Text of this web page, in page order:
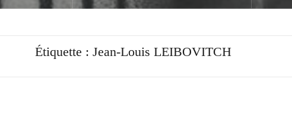
Étiquette : Jean-Louis LEIBOVITCH